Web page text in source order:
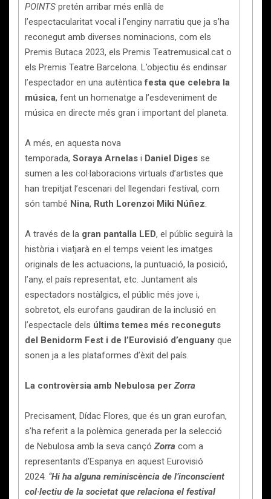
POINTS pretén arribar més enllà de
l’espectacularitat vocal i l’enginy narratiu que ja s’ha
reconegut amb diverses nominacions, com els
Premis Butaca 2023, els Premis Teatremusical.cat o
els Premis Teatre Barcelona. L’objectiu és endinsar
l’espectador en una autènticafesta que celebra la
música, fent un homenatge a l’esdeveniment de
música en directe més gran i important del planeta.
A més, en aquesta nova
temporada, Soraya Arnelas i Daniel Diges se
sumen a les col·laboracions virtuals d’artistes que
han trepitjat l’escenari del llegendari festival, com
són també Nina, Ruth Lorenzoi Miki Núñez.
A través de la gran pantalla LED, el públic seguirà la
història i viatjarà en el temps veient les imatges
originals de les actuacions, la puntuació, la posició,
l’any, el país representat, etc. Juntament als
espectadors nostàlgics, el públic més jove i,
sobretot, els eurofans gaudiran de la inclusió en
l’espectacle dels últims temes més reconeguts
del Benidorm Fest i de l’Eurovisió d’enguany que
sonen ja a les plataformes d’èxit del país.
La controvèrsia amb Nebulosa perZorra
Precisament, Dídac Flores, que és un gran eurofan,
s’ha referit a la polèmica generada per la selecció
de Nebulosa amb la seva cançóZorra com a
representants d’Espanya en aquest Eurovisió
2024: “Hi ha alguna reminiscència de l’inconscient
col·lectiu de la societat que relaciona el festival